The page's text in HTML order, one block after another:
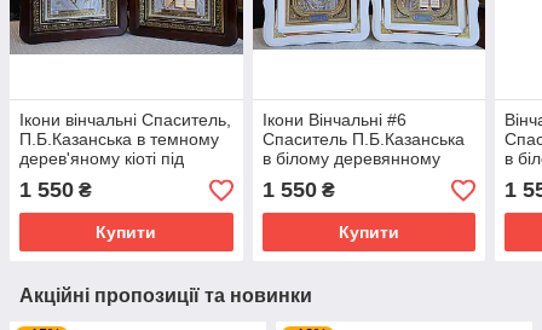
Ікони вінчальні Спаситель,
П.Б.Казанська в темному
дерев'яному кіоті під
склом, розмір кіота 26*23,
сюжет 15*18.
1 550 ₴
Купити
Ікони Вінчальні #6
Спаситель П.Б.Казанська
в білому деревянному
кіоті під склом,розмір кіота
24*21,сюжет 15*18
1 550₴
Купити
в
1
Акційні пропозиції та новинки